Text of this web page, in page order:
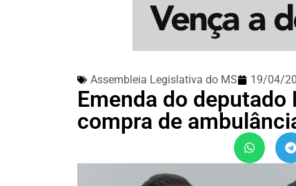
Assembleia Legislativa do MS 19/04/
Emenda do deputado
compra de